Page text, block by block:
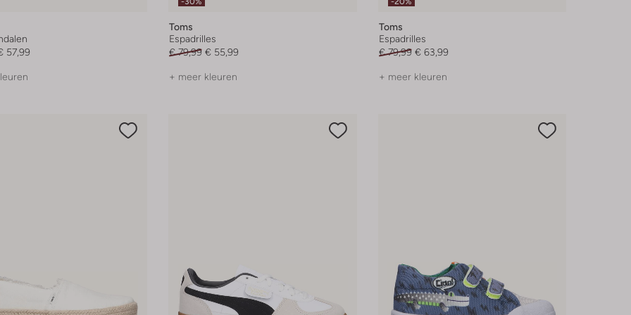
57,99
Toms
Espadrilles
€ 79,99 € 55,99
+ meer kleuren
Toms
Espadrilles
€ 79,99 € 63,99
+ meer kleuren